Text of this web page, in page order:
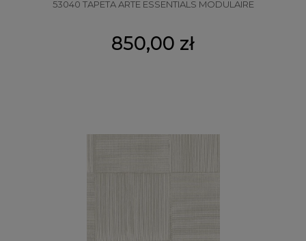
53040 TAPETA ARTE ESSENTIALS MODULAIRE
850,00 zł